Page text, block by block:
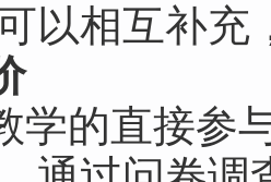
以相互补充
学的直接参